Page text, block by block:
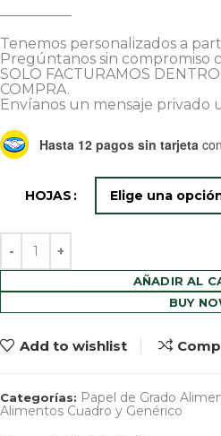
Tenemos personalizados a
Pregúntanos sin compromiso
SOLO FACTURAMOS
COMPRA.
Envíanos un mensaje privado
Hasta 12 pagos sin tarjeta
HOJAS
AÑADIR AL
BUY
Add to wishlist
Categorías: Papel de Grado
Alimentos Cuadro y Genérico